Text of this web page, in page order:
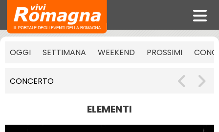
OGGI SETTIMANA WEEKEND PROSSIMI
CONCERTO
ELEMENTI